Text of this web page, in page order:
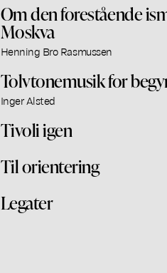
Om den forestående
Moskva
Henning Bro Rasmussen
Tolvtonemusik for
Inger Alsted
Tivoli igen
Til orientering
Legater